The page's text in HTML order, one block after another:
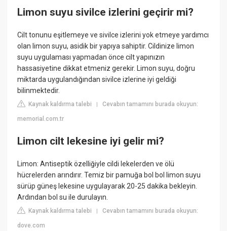
Limon suyu sivilce izlerini geçirir mi?
Cilt tonunu eşitlemeye ve sivilce izlerini yok etmeye yardımcı
olan limon suyu, asidik bir yapıya sahiptir. Cildinize limon
suyu uygulaması yapmadan önce cilt yapınızın
hassasiyetine dikkat etmeniz gerekir. Limon suyu, doğru
miktarda uygulandığından sivilce izlerine iyi geldiği
bilinmektedir.
Kaynak kaldırma talebi |Cevabın tamamını burada okuyun:
memorial.com.tr
Limon cilt lekesine iyi gelir mi?
Limon: Antiseptik özelliğiyle cildi lekelerden ve ölü
hücrelerden arındırır. Temiz bir pamuğa bol bol limon suyu
sürüp güneş lekesine uygulayarak 20-25 dakika bekleyin.
Ardından bol su ile durulayın.
Kaynak kaldırma talebi |Cevabın tamamını burada okuyun:
dove.com